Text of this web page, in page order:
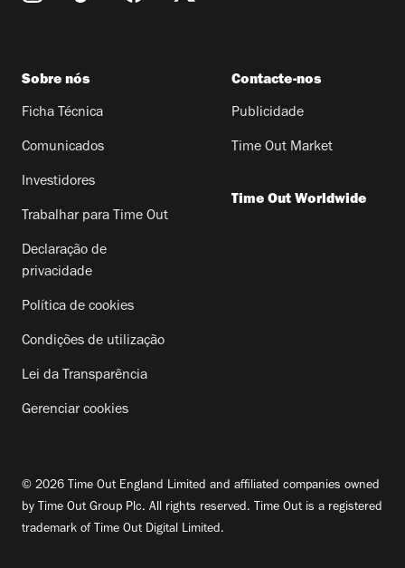
Sobre nós
Ficha Técnica
Comunicados
Investidores
Trabalhar para Time Out
Declaração de
privacidade
Política de cookies
Condições de utilização
Lei da Transparência
Gerenciar cookies
Contacte-nos
Publicidade
Time Out Market
Time Out Worldwide
© 2026 Time Out England Limited and affiliated companies owned
by Time Out Group Plc. All rights reserved. Time Out is a registered
trademark of Time Out Digital Limited.